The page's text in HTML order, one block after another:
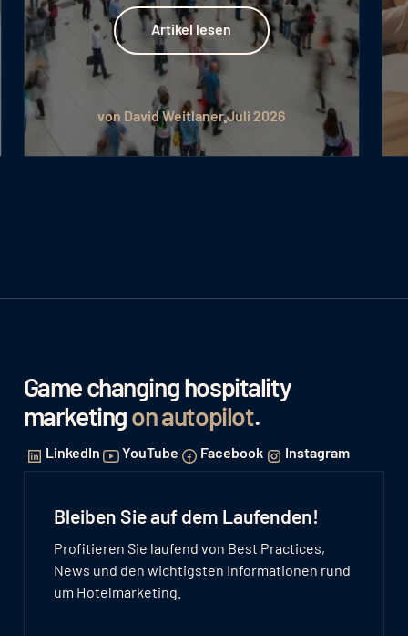
Artikel lesen
Artikel lesen
von David WeitlanerJuli 2026
Game changing hospitality
marketingon autopilot.
LinkedIn YouTube Facebook Instagram
Bleiben Sie auf dem Laufenden!
Profitieren Sie laufend von Best Practices,
News und den wichtigsten Informationen rund
um Hotelmarketing.